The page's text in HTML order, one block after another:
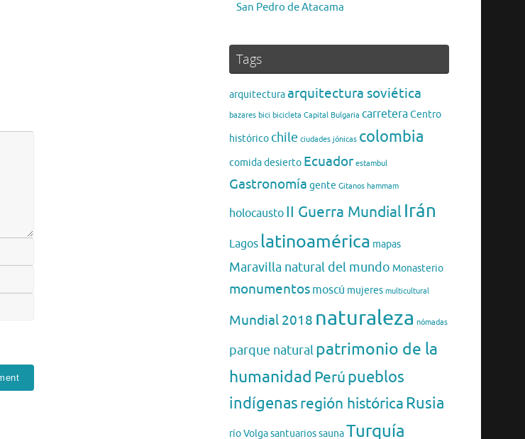
San Pedro de Atacama
Tags
arquitecturaarquitectura soviética
bazares bici bicicleta Capital Bulgaria carreteraCentro
histórico chile ciudades jónicas colombia
comidadesierto Ecuador estambul
Gastronomía gente Gitanos hammam
holocausto II Guerra MundialIrán
Lagos latinoamérica mapas
Maravilla natural del mundo Monasterio
monumentos moscú mujeres multicultural
Mundial 2018 naturaleza nómadas
parque naturalpatrimonio de la
humanidad Perúpueblos
indígenasregión históricaRusia
río VolgasantuariossaunaTurquía